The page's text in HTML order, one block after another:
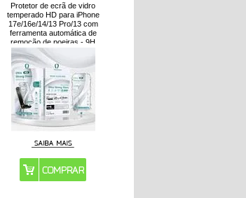
Protetor de ecrã de vidro
temperado HD para iPhone
17e/16e/14/13 Pro/13 com
ferramenta automática de
remoção de poeiras - 9H